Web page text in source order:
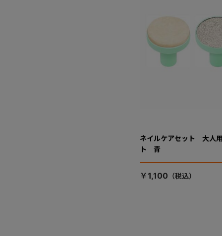
ネイルケアセット 大人
ト 青
￥1,100